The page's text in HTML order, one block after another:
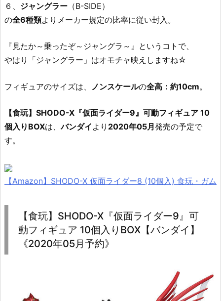
６、 ジャングラー （B-SIDE）
の全6種類よりメーカー規定の比率に従い封入。
『見たか～乗ったぞ～ジャングラ～』というコトで、
やはり「ジャングラー」はオモチャ映えしますね☆
フィギュアのサイズは、 ノンスケールの全高：約10cm。
【食玩】SHODO-X『仮面ライダー9』可動フィギュア 10
個入りBOXは、バンダイ より 2020年05月 発売の予定で
す。
【Amazon】SHODO-X 仮面ライダー8 (10個入) 食玩・ガム
【食玩】SHODO-X『仮面ライダー9』可
動フィギュア 10個入りBOX【バンダイ】
《2020年05月予約》